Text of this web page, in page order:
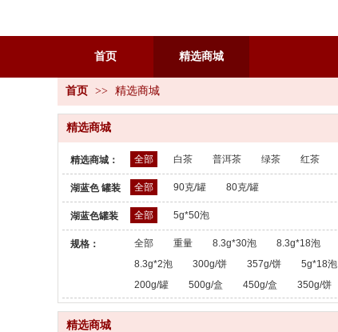
首页 精选商城
首页 >> 精选商城
精选商城
精选商城： 全部 白茶 普洱茶 绿茶 红茶
湖蓝色 罐装
散茶：
全部 90克/罐 80克/罐
湖蓝色罐装
散茶：
全部 5g*50泡
规格： 全部 重量 8.3g*30泡 8.3g*18泡
8.3g*2泡
300g/饼 357g/饼 5g*18泡
200g/罐
500g/盒 450g/盒 350g/饼
精选商城